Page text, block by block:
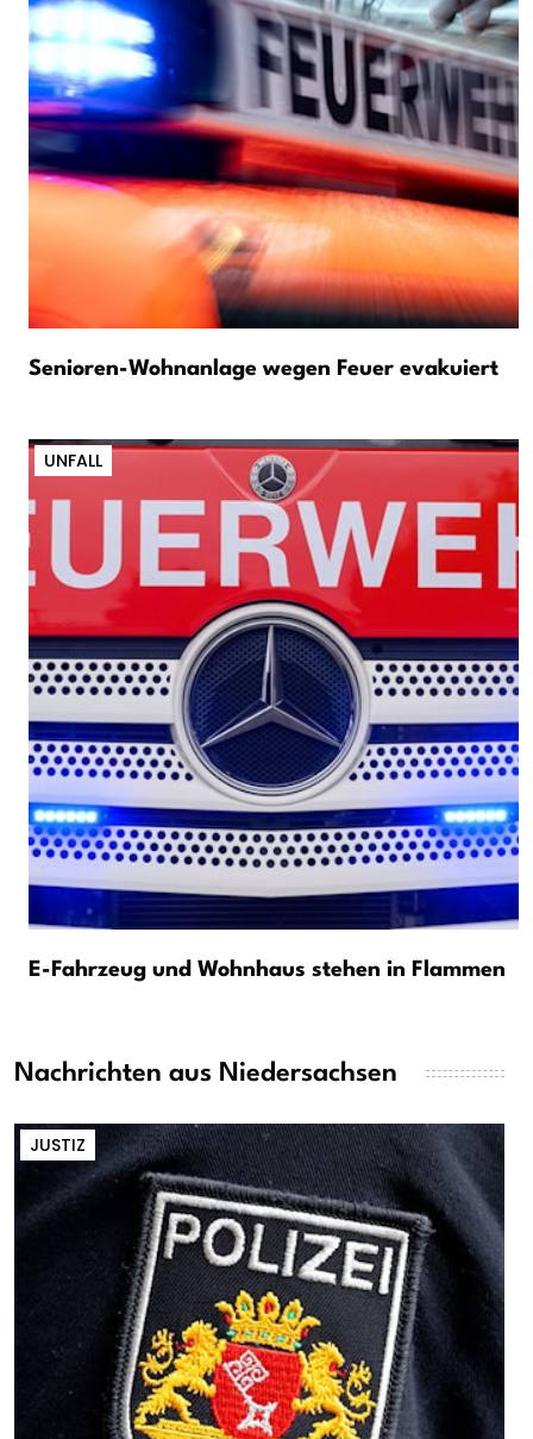
Senioren-Wohnanlage wegen Feuer evakuiert
UNFALL
E-Fahrzeug und Wohnhaus stehen in Flammen
Nachrichten aus Niedersachsen
JUSTIZ